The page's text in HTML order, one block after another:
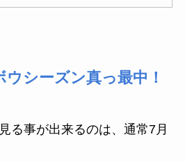
シーズン真っ最中！
る事が出来るのは、通常7月